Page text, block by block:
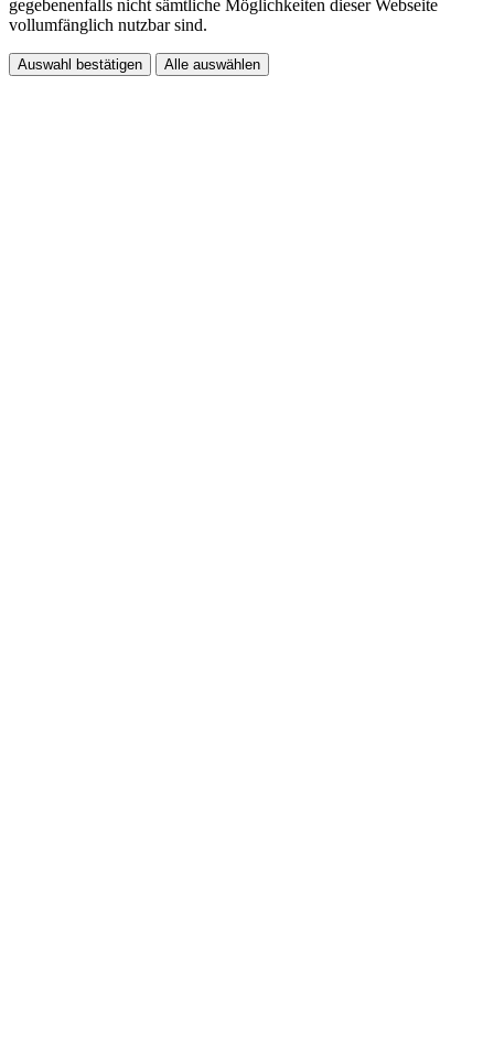
gegebenenfalls nicht sämtliche Möglichkeiten dieser Webseite
vollumfänglich nutzbar sind.
Auswahl bestätigen Alle auswählen